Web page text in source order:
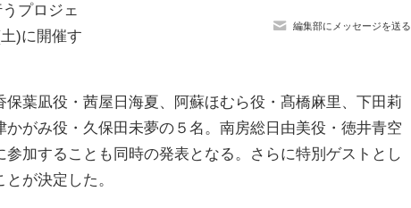
編集部にメッセージを送る
プロジェ
)に開催す
葉凪役・茜屋日海夏、阿蘇ほむら役・髙橋麻里、下田莉
がみ役・久保田未夢の５名。南房総日由美役・徳井青空
加することも同時の発表となる。さらに特別ゲストとし
が決定した。